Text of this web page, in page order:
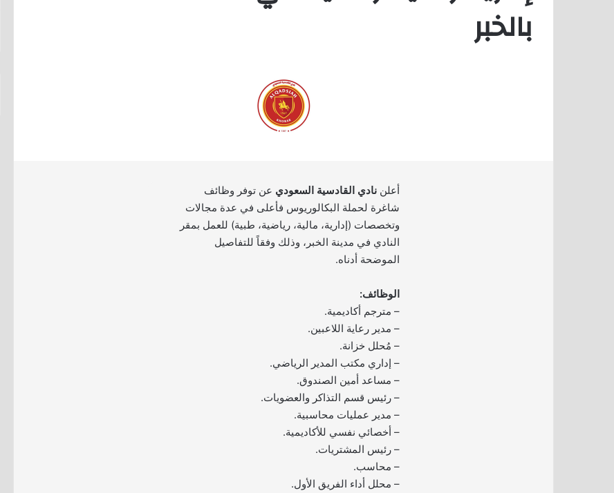
بالخبر
أعلن نادي القادسية السعودي عن توفر وظائف
شاغرة لحملة البكالوريوس فأعلى في عدة مجالات
وتخصصات (إدارية، مالية، رياضية، طبية) للعمل بمقر
النادي في مدينة الخبر، وذلك وفقاً للتفاصيل
الموضحة أدناه.
الوظائف:
– مترجم أكاديمية.
– مدير رعاية اللاعبين.
– مُحلل خزانة.
– إداري مكتب المدير الرياضي.
– مساعد أمين الصندوق.
– رئيس قسم التذاكر والعضويات.
– مدير عمليات محاسبية.
– أخصائي نفسي للأكاديمية.
– رئيس المشتريات.
– محاسب.
– محلل أداء الفريق الأول.